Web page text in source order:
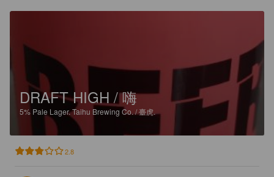
DRAFT HIGH / 嗨
5% Pale Lager.Taihu Brewing Co. / 臺虎.
2.8